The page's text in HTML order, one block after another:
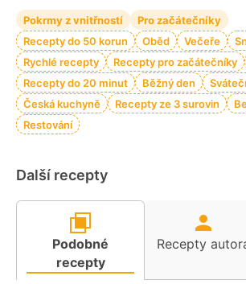
Pokrmy z vnitřností
Pro začátečníky
Recepty do 50 korun
Oběd Večeře
Rychlé recepty
Recepty pro začátečníky
Recepty do 20 minut
Běžný den
Česká kuchyně
Recepty ze 3 surovin
Restování
Další recepty
Podobné
recepty
Recepty